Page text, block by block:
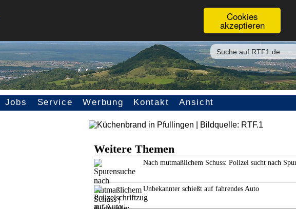
Cookies
akzeptieren
Jobs Service Werbung Kontakt Ansicht
Weitere Themen
Nach mutmaßlichem Schuss: Polizei sucht nach
Unbekannter schießt auf fahrendes Auto